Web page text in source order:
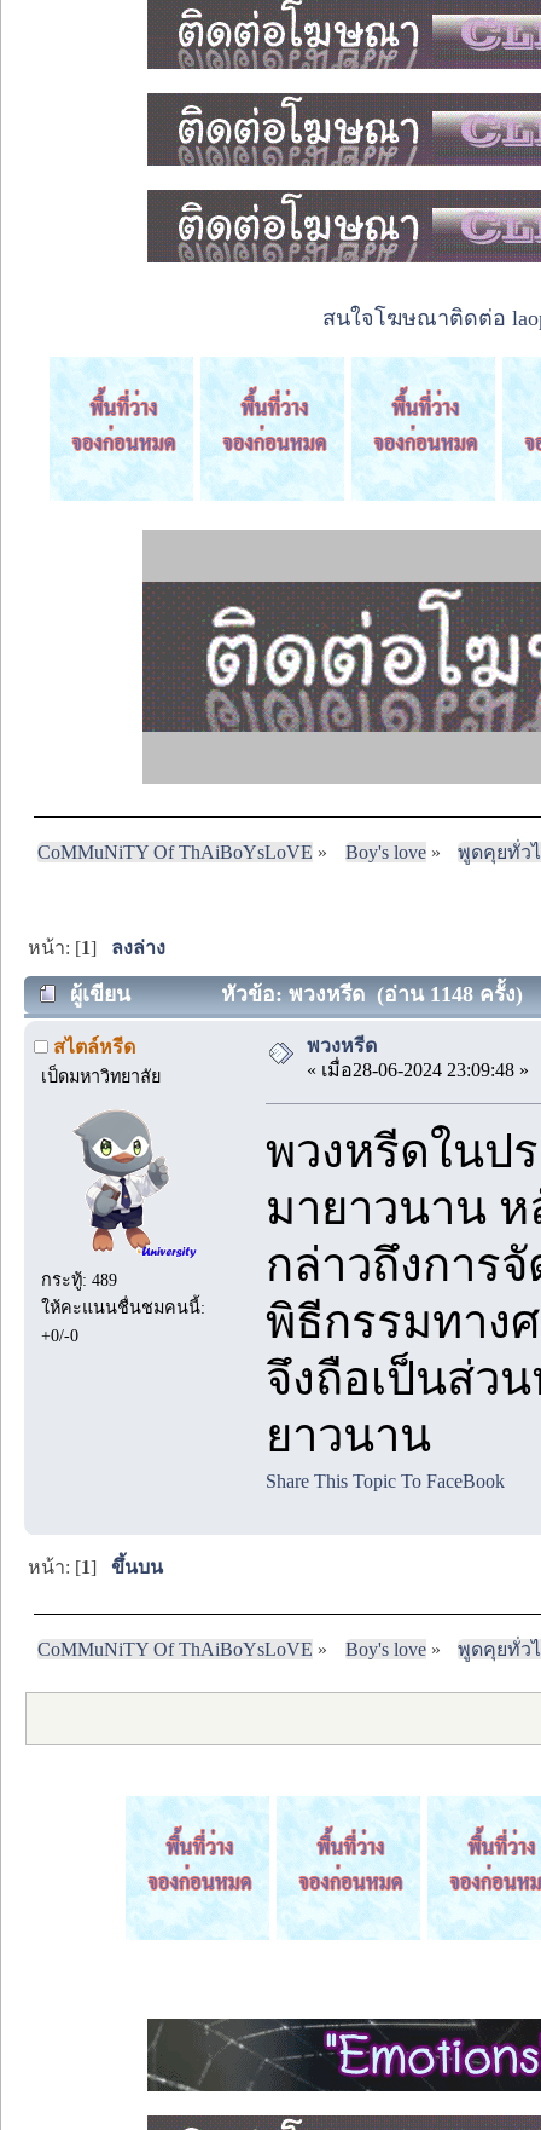
สนใจโฆษณาติดต่อ
CoMMuNiTY Of ThAiBoYsLoVE » Boy's love» พูดคุยทั่ว
หน้า: [1] ลงล่าง
ผู้เขียน หัวข้อ: พวงหรีด (อ่าน 1148 ครั้ง)
สไตล์หรีด
เป็ดมหาวิทยาลัย
กระทู้: 489
ให้คะแนนชื่นชมคนนี้:
+0/-0
พวงหรีด
« เมื่อ28-06-2024 23:09:48 »
พวงหรีดในป
มายาวนาน
กล่าวถึงการ
พิธีกรรมทาง
จึงถือเป็นส่ว
ยาวนาน
Share This Topic To FaceBook
หน้า: [1]ขึ้นบน
CoMMuNiTY Of ThAiBoYsLoVE » Boy's love» พูดคุยทั่ว